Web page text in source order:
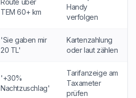
TEM 60+ km
Handy
verfolgen
'Sie gaben mir
20 TL'
Kartenzahlung
oder laut zählen
'+30%
Nachtzuschlag'
Tarifanzeige am
Taxameter
prüfen